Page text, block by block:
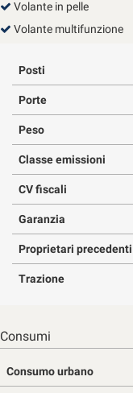
Volante in pelle
Volante multifunzione
Posti
Porte
Peso
Classe emissioni
CV fiscali
Garanzia
Proprietari precedenti
Trazione
Consumi
Consumo urbano